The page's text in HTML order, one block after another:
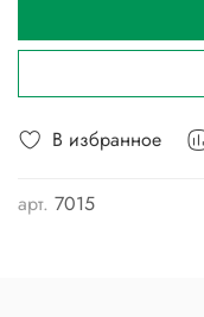
В избранное
арт. 7015